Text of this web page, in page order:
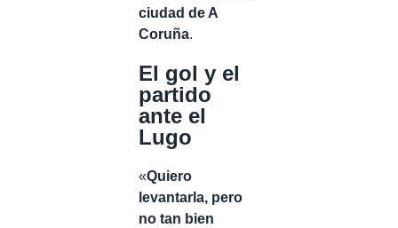
ciudad de A
Coruña.
El gol y el
partido
ante el
Lugo
«Quiero
levantarla, pero
no tan bien